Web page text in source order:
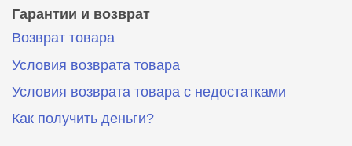
Гарантии и возврат
Возврат товара
Условия возврата товара
Условия возврата товара с недостатками
Как получить деньги?